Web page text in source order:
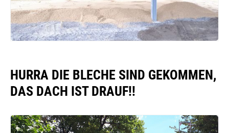
HURRA DIE BLECHE SIND GEKOMMEN,
DAS DACH IST DRAUF!!